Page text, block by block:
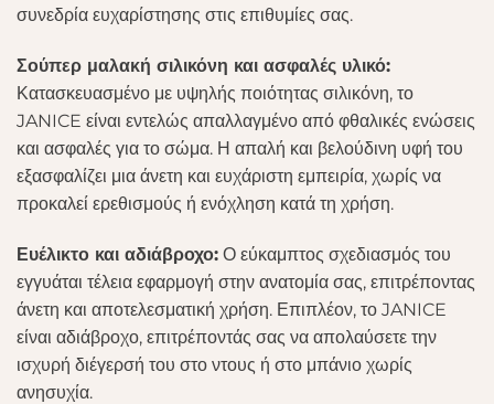
συνεδρία ευχαρίστησης στις επιθυμίες σας.
Σούπερ μαλακή σιλικόνη και ασφαλές υλικό:
Κατασκευασμένο με υψηλής ποιότητας σιλικόνη, το
JANICE είναι εντελώς απαλλαγμένο από φθαλικές ενώσεις
και ασφαλές για το σώμα. Η απαλή και βελούδινη υφή του
εξασφαλίζει μια άνετη και ευχάριστη εμπειρία, χωρίς να
προκαλεί ερεθισμούς ή ενόχληση κατά τη χρήση.
Ευέλικτο και αδιάβροχο: Ο εύκαμπτος σχεδιασμός του
εγγυάται τέλεια εφαρμογή στην ανατομία σας, επιτρέποντας
άνετη και αποτελεσματική χρήση. Επιπλέον, το JANICE
είναι αδιάβροχο, επιτρέποντάς σας να απολαύσετε την
ισχυρή διέγερσή του στο ντους ή στο μπάνιο χωρίς
ανησυχία.